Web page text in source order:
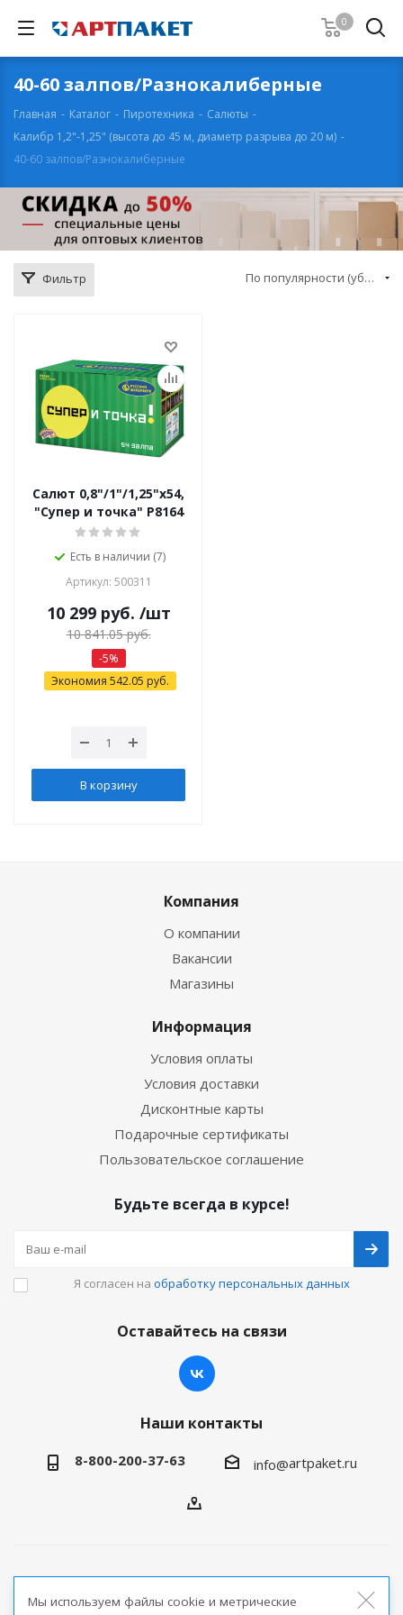
0
40-60 залпов/Разнокалиберные
Главная - Каталог - Пиротехника - Салюты -
Калибр 1,2"-1,25" (высота до 45 м, диаметр разрыва до 20 м) -
40-60 залпов/Разнокалиберные
Фильтр По популярности (убывание)
Салют 0,8"/1"/1,25"х54,
"Супер и точка" Р8164
Есть в наличии (7)
Артикул: 500311
10 299руб. /шт
10 841.05руб.
-5%
Экономия 542.05 руб.
В корзину
Компания
О компании
Вакансии
Магазины
Информация
Условия оплаты
Условия доставки
Дисконтные карты
Подарочные сертификаты
Пользовательское соглашение
Будьте всегда в курсе!
Я согласен на обработку персональных данных
Оставайтесь на связи
Наши контакты
8-800-200-37-63 info@artpaket.ru
продукции
Мы используем файлы cookie и метрические